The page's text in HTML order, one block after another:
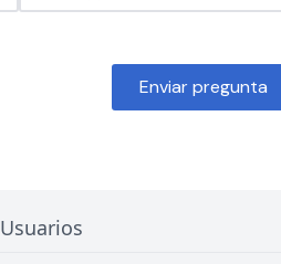
Enviar pregunta
Usuarios